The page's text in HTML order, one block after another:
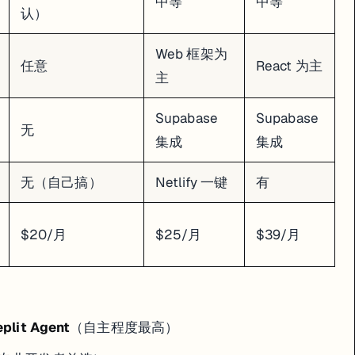
认）
任意
Web 框架为
主
React 为主
无
Supabase
集成
Supabase
集成
无（自己搞） Netlify 一键 有
$20/月 $25/月 $39/月
Agent （自主程度最高）